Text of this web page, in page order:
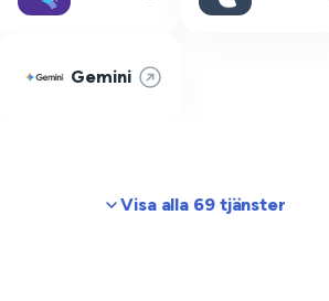
Gemini
Visa alla 69 tjänster